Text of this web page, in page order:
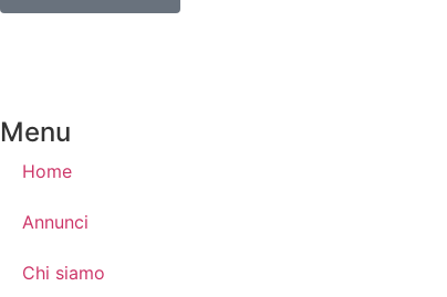
Menu
Home
Annunci
Chi siamo